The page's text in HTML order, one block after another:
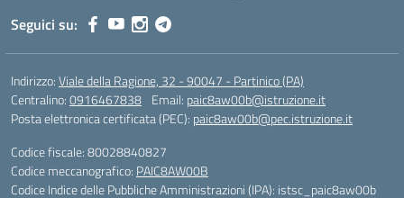
Seguici su:
Indirizzo:Viale della Ragione, 32 - 90047 - Partinico (PA)
Centralino:0916467838 Email: paic8aw00b@istruzione.it
Posta elettronica certificata (PEC): paic8aw00b@pec.istruzione.it
Codice fiscale: 80028840827
Codice meccanografico: PAIC8AW00B
Codice Indice delle Pubbliche Amministrazioni (IPA): istsc_paic8aw00b